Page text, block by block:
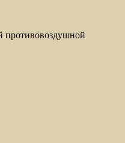
противовоздушной